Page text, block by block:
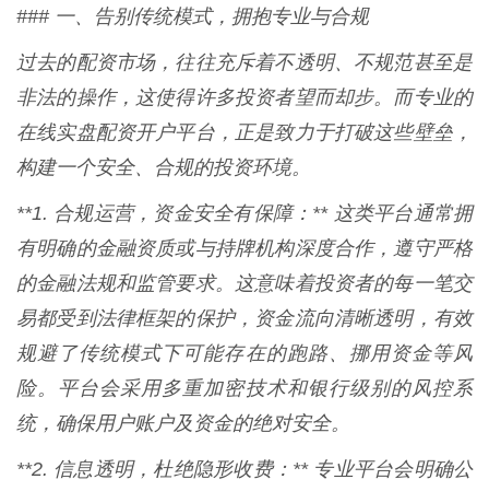
### 一、告别传统模式，拥抱专业与合规
过去的配资市场，往往充斥着不透明、不规范甚至是
非法的操作，这使得许多投资者望而却步。而专业的
在线实盘配资开户平台，正是致力于打破这些壁垒，
构建一个安全、合规的投资环境。
**1. 合规运营，资金安全有保障：** 这类平台通常拥
有明确的金融资质或与持牌机构深度合作，遵守严格
的金融法规和监管要求。这意味着投资者的每一笔交
易都受到法律框架的保护，资金流向清晰透明，有效
规避了传统模式下可能存在的跑路、挪用资金等风
险。平台会采用多重加密技术和银行级别的风控系
统，确保用户账户及资金的绝对安全。
**2. 信息透明，杜绝隐形收费：** 专业平台会明确公